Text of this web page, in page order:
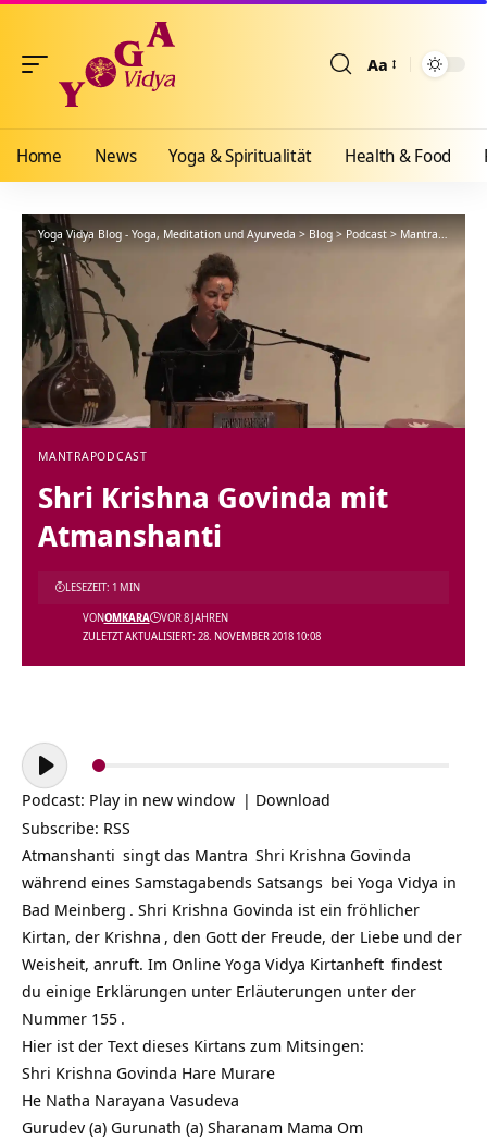
Aa
Home News Yoga & Spiritualität Health & Food
Yoga Vidya Blog - Yoga, Meditation und Ayurveda > Blog > Podcast > Mantra>
MANTRAPODCAST
Shri Krishna Govinda mit
Atmanshanti
ZULETZT AKTUALISIERT: 28. NOVEMBER 2018 10:08
VONOMKARA VOR 8 JAHREN
LESEZEIT: 1 MIN
Audio-
Player
Podcast: Play in new window | Download
Subscribe: RSS
Atmanshanti singt das Mantra Shri Krishna Govinda
während eines Samstagabends Satsangs bei Yoga Vidya in
Bad Meinberg . Shri Krishna Govinda ist ein fröhlicher
Kirtan, der Krishna , den Gott der Freude, der Liebe und der
Weisheit, anruft. Im Online Yoga Vidya Kirtanheft findest
du einige Erklärungen unter Erläuterungen unter der
Nummer 155 .
Hier ist der Text dieses Kirtans zum Mitsingen:
Shri Krishna Govinda Hare Murare
He Natha Narayana Vasudeva
Gurudev (a) Gurunath (a) Sharanam Mama Om